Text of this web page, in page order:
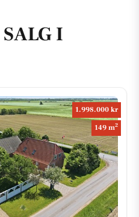
I
1.998.000 kr
149 m2